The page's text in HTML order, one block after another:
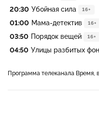
20:30 Убойная сила 16+
01:00 Мама-детектив 16+
03:50 Порядок вещей 16+
04:50 Улицы разбитых
Программа телеканала Время,